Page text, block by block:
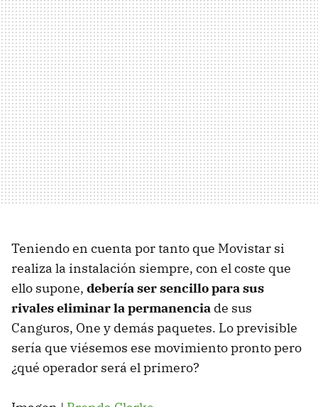
Teniendo en cuenta por tanto que Movistar si
realiza la instalación siempre, con el coste que
ello supone, debería ser sencillo para sus
rivales eliminar la permanencia de sus
Canguros, One y demás paquetes. Lo previsible
sería que viésemos ese movimiento pronto pero
¿qué operador será el primero?